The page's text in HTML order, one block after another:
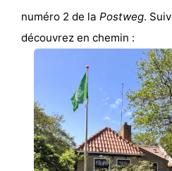
Terschelling
Texel
Météo
numéro 2 de la Postweg.
découvrez en chemin :